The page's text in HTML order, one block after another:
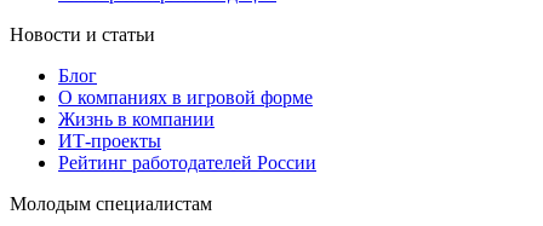
Новости и статьи
Блог
О компаниях в игровой форме
Жизнь в компании
ИТ-проекты
Рейтинг работодателей России
Молодым специалистам